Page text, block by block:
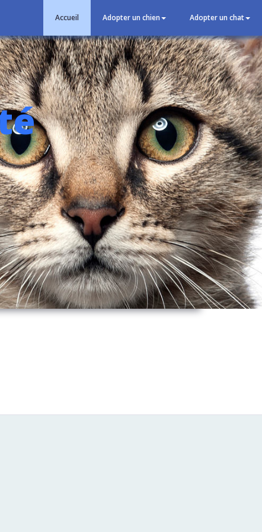
Accueil Adopter un chien Adopter un chat